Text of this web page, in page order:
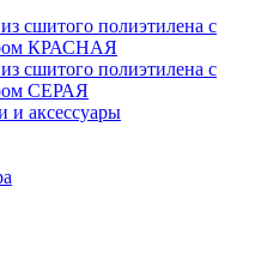
сшитого полиэтилена с
КРАСНАЯ
сшитого полиэтилена с
СЕРАЯ
и аксессуары